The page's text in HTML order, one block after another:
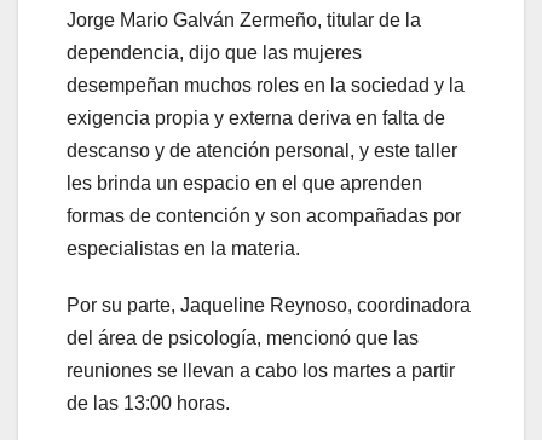
Jorge Mario Galván Zermeño, titular de la
dependencia, dijo que las mujeres
desempeñan muchos roles en la sociedad y la
exigencia propia y externa deriva en falta de
descanso y de atención personal, y este taller
les brinda un espacio en el que aprenden
formas de contención y son acompañadas por
especialistas en la materia.
Por su parte, Jaqueline Reynoso, coordinadora
del área de psicología, mencionó que las
reuniones se llevan a cabo los martes a partir
de las 13:00 horas.